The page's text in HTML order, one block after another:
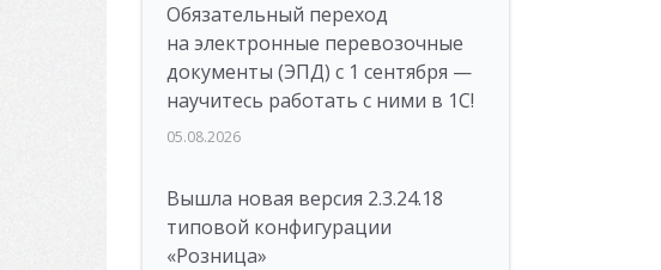
Обязательный переход
на электронные перевозочные
документы (ЭПД) с 1 сентября —
научитесь работать с ними в 1С!
05.08.2026
Вышла новая версия 2.3.24.18
типовой конфигурации
«Розница»